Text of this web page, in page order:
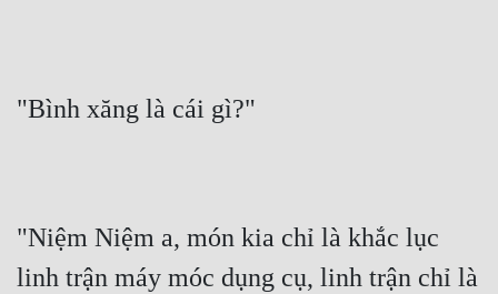
"Bình xăng là cái gì?"
"Niệm Niệm a, món kia chỉ là khắc lục
linh trận máy móc dụng cụ, linh trận chỉ là